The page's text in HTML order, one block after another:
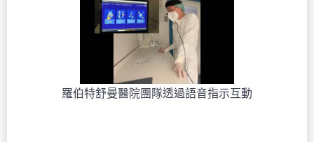
羅伯特舒曼醫院團隊透過語音指示互動